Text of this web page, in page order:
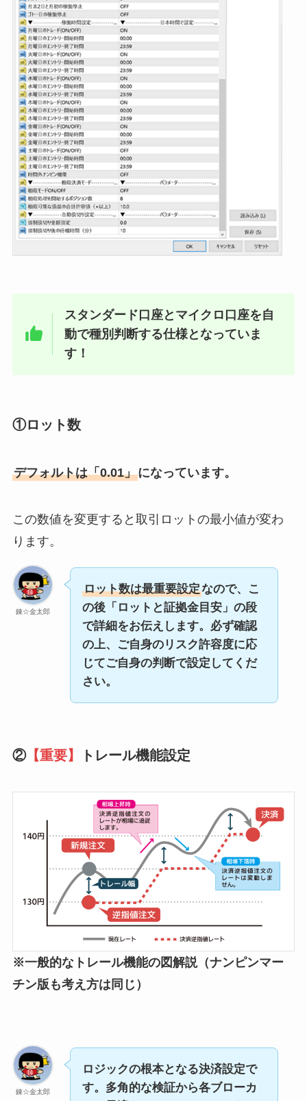
スタンダード口座とマイクロ口座を自
動で種別判断する仕様となっていま
す！
①ロット数
デフォルトは「0.01」になっています。
この数値を変更すると取引ロットの最小値が変わ
ります。
錬☆金太郎
ロット数は最重要設定なので、こ
の後「ロットと証拠金目安」の段
で詳細をお伝えします。必ず確認
の上、ご自身のリスク許容度に応
じてご自身の判断で設定してくだ
さい。
②【重要】 トレール機能設定
※一般的なトレール機能の図解説（ナンピンマー
チン版も考え方は同じ）
錬☆金太郎
ロジックの根本となる決済設定で
す。多角的な検証から各ブローカ